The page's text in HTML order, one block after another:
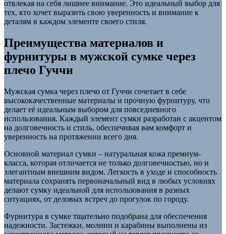
отвлекая на себя лишнее внимание. Это идеальный выбор для
тех, кто хочет выразить свою уверенность и внимание к
деталям в каждом элементе своего стиля.
Преимущества материалов и
фурнитуры в мужской сумке через
плечо Гуччи
Мужская сумка через плечо от Гуччи сочетает в себе
высококачественные материалы и прочную фурнитуру, что
делает её идеальным выбором для повседневного
использования. Каждый элемент сумки разработан с акцентом
на долговечность и стиль, обеспечивая вам комфорт и
уверенность на протяжении всего дня.
Основной материал сумки – натуральная кожа премиум-
класса, которая отличается не только долговечностью, но и
элегантным внешним видом. Легкость в уходе и способность
материала сохранять первоначальный вид в любых условиях
делают сумку идеальной для использования в разных
ситуациях, от деловых встреч до прогулок по городу.
Фурнитура в сумке тщательно подобрана для обеспечения
надежности. Застежки, молнии и карабины выполнены из